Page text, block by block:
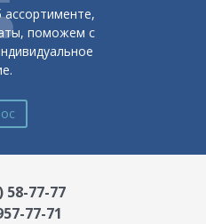
поможем с
58-77-77
77-71